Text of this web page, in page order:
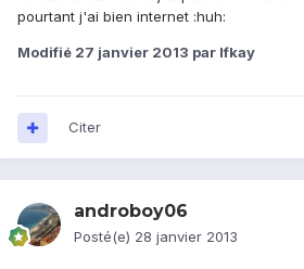
pourtant j'ai bien internet :huh:
Modifié 27 janvier 2013 par Ifkay
Citer
androboy06
Posté(e) 28 janvier 2013